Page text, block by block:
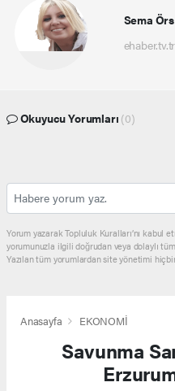
Sema Örs
Okuyucu Yorumları (0)
Yorum yazarak Topluluk Kuralları’nı kabul
yorumunuzla ilgili doğrudan veya dolaylı
Yazılan tüm yorumlardan site yönetimi
Anasayfa EKONOMİ
Savunma